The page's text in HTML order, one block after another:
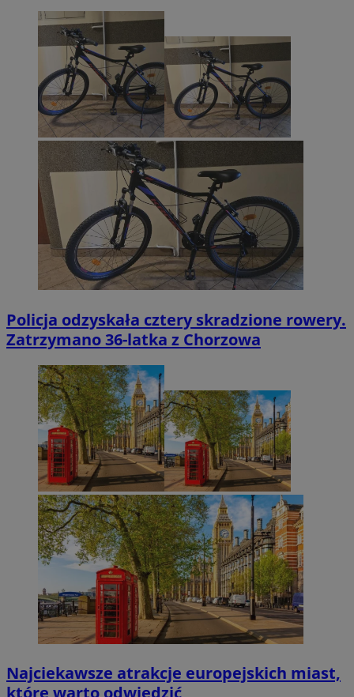
Policja odzyskała cztery skradzione rowery.
Zatrzymano 36-latka z Chorzowa
Najciekawsze atrakcje europejskich miast,
które warto odwiedzić